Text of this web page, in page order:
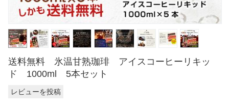
送料無料 氷温甘熟珈琲 アイスコーヒーリキッ
ド 1000ml 5本セット
レビューを投稿